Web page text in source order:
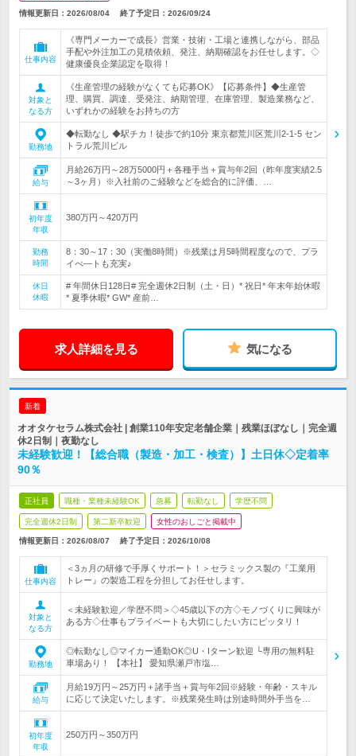
情報更新日：2026/08/04 終了予定日： 2026/09/24
仕事内容
《専門メーカーで成長》営業・技術・工場と連携しながら、部品
手配や外注加工の見積依頼、発注、納期確認をお任せします。◇
健康優良企業認定を取得！
対象と
なる方
《生産管理の経験がなくても応募OK》【応募条件】◆生産管
理、購買、調達、受発注、納期管理、在庫管理、製造業務など、
いずれかの経験をお持ちの方
勤務地
◆転勤なし ◆駅チカ！徒歩で約10分 東京都荒川区荒川2-1-5 セン
トラル荒川ビル
給与
月給26万円～28万5000円＋各種手当＋賞与年2回（昨年度実績2.5
～3ヶ月）※入社前のご経験などを総合的に評価、…
初年度
年収
380万円～420万円
勤務
時間
8：30～17：30（実働8時間）※残業は月5時間程度なので、プラ
イべ―トも充実♪
休日
休暇
# 年間休日128日# 完全週休2日制（土・日）* 祝日* 年末年始休暇
* 夏季休暇* GW* 産前…
求人詳細を見る 気になる
新着
オオタケセラム株式会社 | 創業110年安定老舗企業｜残業ほぼなし｜完全週
休2日制｜夜勤なし
未経験歓迎！【総合職（製造・加工・検査）】土日休◇定着率
90％
正社員 職種・業種未経験OK 急募 転勤なし 学歴不問
完全週休2日制 第二新卒歓迎 女性のおしごと掲載中
情報更新日：2026/08/07 終了予定日： 2026/10/08
仕事内容
＜3ヵ月の研修で手厚くサポート！＞セラミックス製の『工業用
トレー』の製造工程を分担してお任せします。
対象と
なる方
＜未経験歓迎／学歴不問＞◇45歳以下の方◇モノづくりに興味が
ある方◇仕事もプライベートも大切にしたい方にピッタリ！
勤務地
◎転勤なし◎マイカー通勤OK◎U・Iターン歓迎 └専用の無料駐
車場あり！ 【本社】 愛知県瀬戸市塩…
給与
月給19万円～25万円＋諸手当＋賞与年2回※経験・年齢・スキル
に応じて決定いたします。※残業発生時は別途時間外手当を…
初年度
年収
250万円～350万円